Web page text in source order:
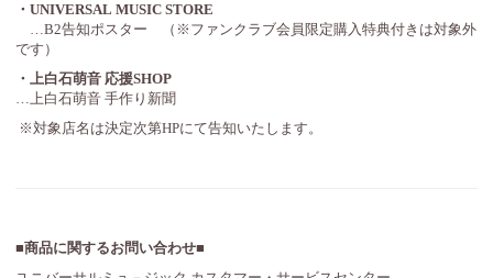
・UNIVERSAL MUSIC STORE
…B2告知ポスター （※ファンクラブ会員限定購入特典付きは対象外
です）
・上白石萌音 応援SHOP
…上白石萌音 手作り新聞
※対象店名は決定次第HPにて告知いたします。
■商品に関するお問い合わせ■